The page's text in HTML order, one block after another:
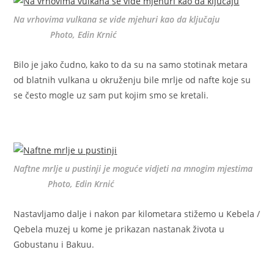
Na vrhovima vulkana se vide mjehuri kao da ključaju
Photo, Edin Krnić
Bilo je jako čudno, kako to da su na samo stotinak metara
od blatnih vulkana u okruženju bile mrlje od nafte koje su
se često mogle uz sam put kojim smo se kretali.
Naftne mrlje u pustinji je moguće vidjeti na mnogim mjestima
Photo, Edin Krnić
Nastavljamo dalje i nakon par kilometara stižemo u Kebela /
Qebela muzej u kome je prikazan nastanak života u
Gobustanu i Bakuu.